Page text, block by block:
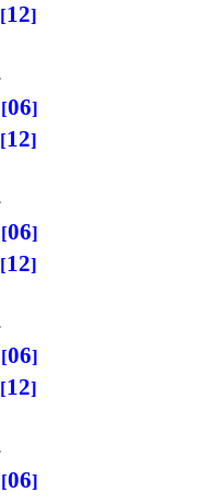
12
06
12
06
12
06
12
06